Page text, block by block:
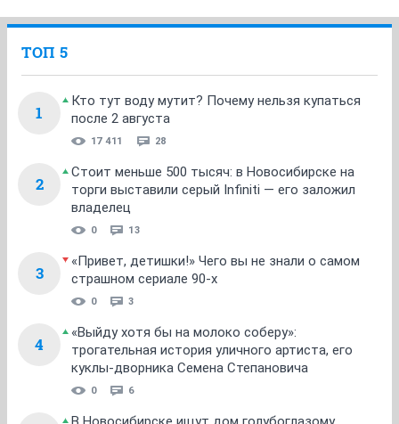
ТОП 5
1
Кто тут воду мутит? Почему нельзя купаться
после 2 августа
17 411 28
2
Стоит меньше 500 тысяч: в Новосибирске на
торги выставили серый Infiniti — его заложил
владелец
0 13
3
«Привет, детишки!» Чего вы не знали о самом
страшном сериале 90-х
0 3
4
«Выйду хотя бы на молоко соберу»:
трогательная история уличного артиста, его
куклы-дворника Семена Степановича
0 6